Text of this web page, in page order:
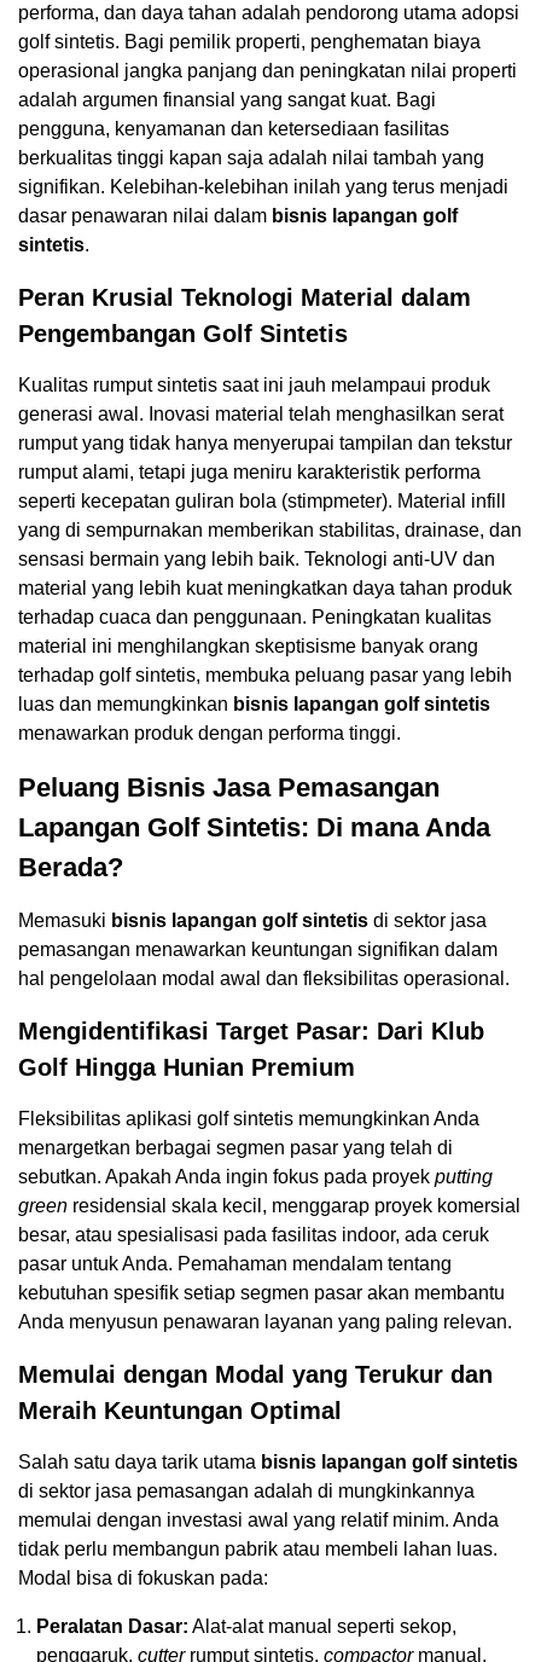
performa, dan daya tahan adalah pendorong utama adopsi
golf sintetis. Bagi pemilik properti, penghematan biaya
operasional jangka panjang dan peningkatan nilai properti
adalah argumen finansial yang sangat kuat. Bagi
pengguna, kenyamanan dan ketersediaan fasilitas
berkualitas tinggi kapan saja adalah nilai tambah yang
signifikan. Kelebihan-kelebihan inilah yang terus menjadi
dasar penawaran nilai dalam bisnis lapangan golf
sintetis.
Peran Krusial Teknologi Material dalam
Pengembangan Golf Sintetis
Kualitas rumput sintetis saat ini jauh melampaui produk
generasi awal. Inovasi material telah menghasilkan serat
rumput yang tidak hanya menyerupai tampilan dan tekstur
rumput alami, tetapi juga meniru karakteristik performa
seperti kecepatan guliran bola (stimpmeter). Material infill
yang di sempurnakan memberikan stabilitas, drainase, dan
sensasi bermain yang lebih baik. Teknologi anti-UV dan
material yang lebih kuat meningkatkan daya tahan produk
terhadap cuaca dan penggunaan. Peningkatan kualitas
material ini menghilangkan skeptisisme banyak orang
terhadap golf sintetis, membuka peluang pasar yang lebih
luas dan memungkinkan bisnis lapangan golf sintetis
menawarkan produk dengan performa tinggi.
Peluang Bisnis Jasa Pemasangan
Lapangan Golf Sintetis: Di mana Anda
Berada?
Memasuki bisnis lapangan golf sintetis di sektor jasa
pemasangan menawarkan keuntungan signifikan dalam
hal pengelolaan modal awal dan fleksibilitas operasional.
Mengidentifikasi Target Pasar: Dari Klub
Golf Hingga Hunian Premium
Fleksibilitas aplikasi golf sintetis memungkinkan Anda
menargetkan berbagai segmen pasar yang telah di
sebutkan. Apakah Anda ingin fokus pada proyek putting
green residensial skala kecil, menggarap proyek komersial
besar, atau spesialisasi pada fasilitas indoor, ada ceruk
pasar untuk Anda. Pemahaman mendalam tentang
kebutuhan spesifik setiap segmen pasar akan membantu
Anda menyusun penawaran layanan yang paling relevan.
Memulai dengan Modal yang Terukur dan
Meraih Keuntungan Optimal
Salah satu daya tarik utama bisnis lapangan golf sintetis
di sektor jasa pemasangan adalah di mungkinkannya
memulai dengan investasi awal yang relatif minim. Anda
tidak perlu membangun pabrik atau membeli lahan luas.
Modal bisa di fokuskan pada:
Peralatan Dasar: Alat-alat manual seperti sekop,
penggaruk, cutterrumput sintetis, compactormanual,